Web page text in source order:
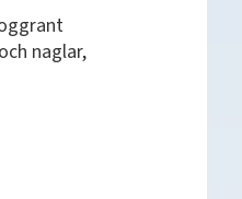
naglar,